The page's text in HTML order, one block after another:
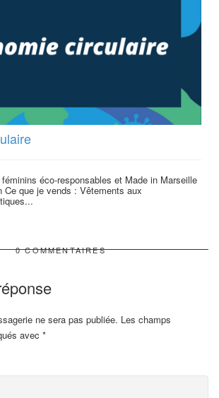
éco-responsables et Made in Marseille
Ce que je vends : Vêtements aux
0 COMMENTAIRES
ne sera pas publiée. Les champs
avec *